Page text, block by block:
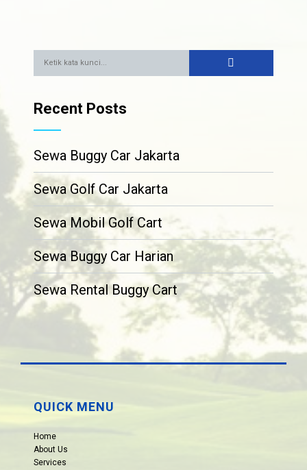
Recent Posts
Sewa Buggy Car Jakarta
Sewa Golf Car Jakarta
Sewa Mobil Golf Cart
Sewa Buggy Car Harian
Sewa Rental Buggy Cart
QUICK MENU
Home
About Us
Services